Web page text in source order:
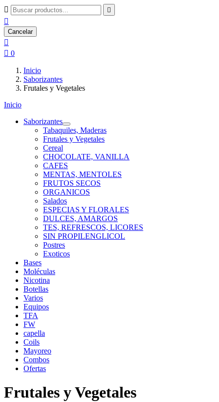
 

Cancelar

 0
Inicio
Saborizantes
Frutales y Vegetales
Inicio
Saborizantes
Tabaquiles, Maderas
Frutales y Vegetales
Cereal
CHOCOLATE, VANILLA
CAFES
MENTAS, MENTOLES
FRUTOS SECOS
ORGANICOS
Salados
ESPECIAS Y FLORALES
DULCES, AMARGOS
TES, REFRESCOS, LICORES
SIN PROPILENGLICOL
Postres
Exoticos
Bases
Moléculas
Nicotina
Botellas
Varios
Equipos
TFA
FW
capella
Coils
Mayoreo
Combos
Ofertas
Frutales y Vegetales